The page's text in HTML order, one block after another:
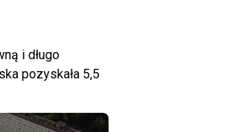
i długo
pozyskała 5,5